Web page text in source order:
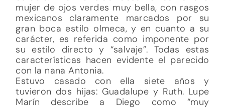
mujer de ojos verdes muy bella, con rasgos
mexicanos claramente marcados por su
gran boca estilo olmeca, y en cuanto a su
carácter, es referida como imponente por
su estilo directo y “salvaje”. Todas estas
características hacen evidente el parecido
con la nana Antonia.
Estuvo casado con ella siete años y
tuvieron dos hijas: Guadalupe y Ruth. Lupe
Marín describe a Diego como “muy